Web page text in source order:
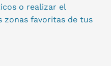
o realizar el
zonas favoritas de tus